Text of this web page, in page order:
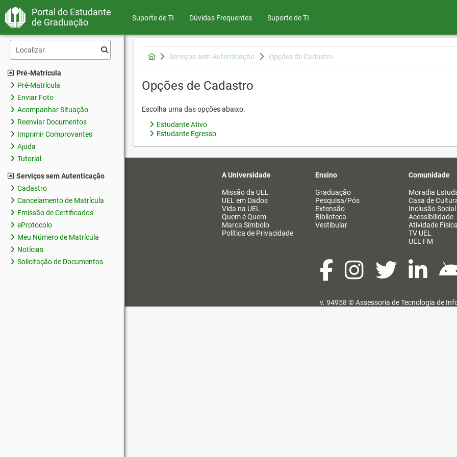
Portal do Estudante
de Graduação
Suporte de TI Dúvidas Frequentes Suporte de TI
Pré-Matrícula
Pré-Matrícula
Enviar Foto
Acompanhar Situação
Reenviar Documentos
Imprimir Comprovantes
Ajuda
Tutorial
Serviços sem Autenticação
Cadastro
Cancelamento de Matrícula
Emissão de Certificados
eProtocolo
Meu Número de Matrícula
Notícias
Solicitação de Documentos
Serviços sem Autenticação Opções de Cadastro
Opções de Cadastro
Escolha uma das opções abaixo:
Estudante Ativo
Estudante Egresso
A Universidade
Missão da UEL
UEL em Dados
Vida na UEL
Quem é Quem
Marca Símbolo
Política de Privacidade
Ensino
Graduação
Pesquisa/Pós
Extensão
Biblioteca
Vestibular
Comunidade
Moradia
Casa de
Inclusão Social
Acessibilidade
Atividade Física
TV UEL
UEL FM
v. 94958 ©Assessoria de Tecnologia de